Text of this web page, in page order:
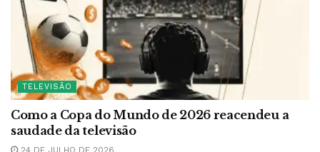
TELEVISÃO
Como a Copa do Mundo de 2026 reacendeu a
saudade da televisão
24 DE JULHO DE 2026